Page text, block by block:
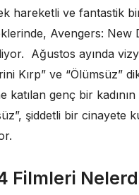
hareketli ve fantastik
Avengers: New
Ağustos ayında
Kırp” ve “Ölümsüz”
katılan genç bir
şiddetli bir cinayete
Filmleri